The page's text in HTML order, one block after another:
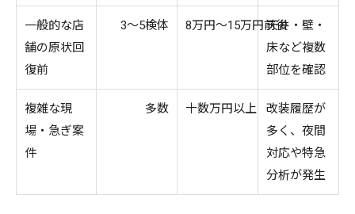
一般的な店
舗の原状回
復前
3～5検体 8万円～15万円前後天井・壁・
床など複数
部位を確認
複雑な現
場・急ぎ案
件
多数 十数万円以上
改装履歴が
多く、夜間
対応や特急
分析が発生